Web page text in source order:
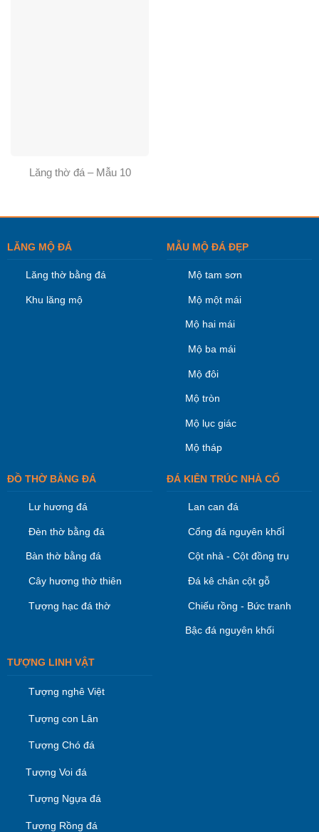
Lăng thờ đá – Mẫu 10
LĂNG MỘ ĐÁ
Lăng thờ bằng đá
Khu lăng mộ
MẪU MỘ ĐÁ ĐẸP
Mộ tam sơn
Mộ một mái
Mộ hai mái
Mộ ba mái
Mộ đôi
Mộ tròn
Mộ lục giác
Mộ tháp
ĐỒ THỜ BẰNG ĐÁ
Lư hương đá
Đèn thờ bằng đá
Bàn thờ bằng đá
Cây hương thờ thiên
Tượng hạc đá thờ
ĐÁ KIÊN TRÚC NHÀ CỔ
Lan can đá
Cổng đá nguyên khối
Cột nhà - Cột đồng trụ
Đá kê chân cột gỗ
Chiếu rồng - Bức tranh
Bậc đá nguyên khối
TƯỢNG LINH VẬT
Tượng nghê Việt
Tượng con Lân
Tượng Chó đá
Tượng Voi đá
Tượng Ngựa đá
Tượng Rồng đá